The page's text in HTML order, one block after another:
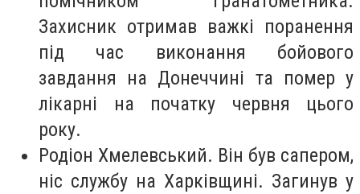
Захисник отримав важкі поранення
під час виконання бойового
завдання на Донеччині та помер у
лікарні на початку червня цього
року.
Родіон Хмелевський. Він був сапером,
ніс службу на Харківщині. Загинув у